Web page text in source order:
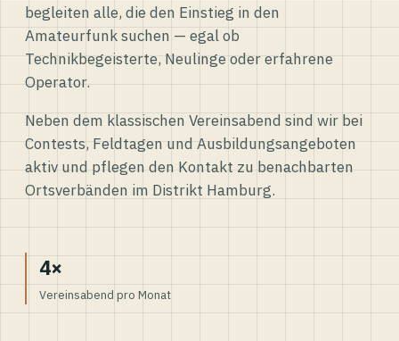
begleiten alle, die den Einstieg in den
Amateurfunk suchen — egal ob
Technikbegeisterte, Neulinge oder erfahrene
Operator.
Neben dem klassischen Vereinsabend sind wir bei
Contests, Feldtagen und Ausbildungsangeboten
aktiv und pflegen den Kontakt zu benachbarten
Ortsverbänden im Distrikt Hamburg.
4×
Vereinsabend pro Monat